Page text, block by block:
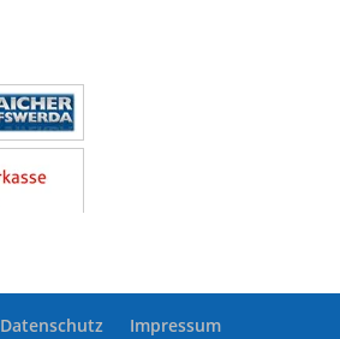
Datenschutz Impressum